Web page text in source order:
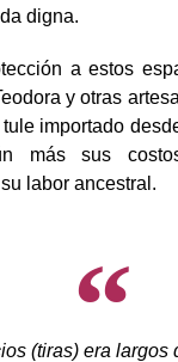
digna.
a estos
y otras
importado
más sus
labor ancestral.
(tiras) era largos